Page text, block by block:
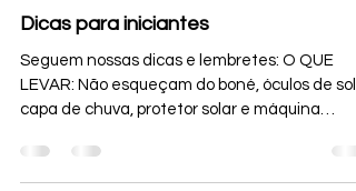
19 de set. de 2025
Dicas para iniciantes
Seguem nossas dicas e lembretes: O QUE
capa de chuva, protetor solar e máquina
fotográfica....